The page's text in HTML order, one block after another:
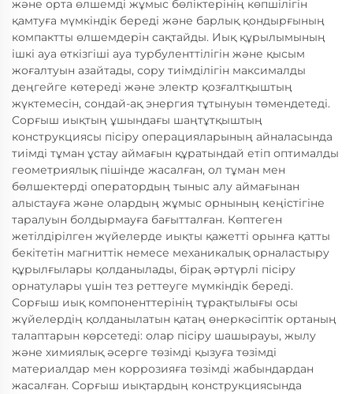
және орта өлшемді жұмыс бөліктерінің көпшілігін
қамтуға мүмкіндік береді және барлық қондырғының
компактты өлшемдерін сақтайды. Иық құрылымының
ішкі ауа өткізгіші ауа турбуленттілігін және қысым
жоғалтуын азайтады, сору тиімділігін максималды
деңгейге көтереді және электр қозғалтқыштың
жүктемесін, сондай-ақ энергия тұтынуын төмендетеді.
Сорғыш иықтың ұшындағы шаңтұтқыштың
конструкциясы пісіру операцияларының айналасында
тиімді тұман ұстау аймағын құратындай етіп оптималды
геометриялық пішінде жасалған, ол тұман мен
бөлшектерді оператордың тыныс алу аймағынан
алыстауға және олардың жұмыс орнының кеңістігіне
таралуын болдырмауға бағытталған. Көптеген
жетілдірілген жүйелерде иықты қажетті орынға қатты
бекітетін магниттік немесе механикалық орналастыру
құрылғылары қолданылады, бірақ әртүрлі пісіру
орнатулары үшін тез реттеуге мүмкіндік береді.
Сорғыш иық компоненттерінің тұрақтылығы осы
жүйелердің қолданылатын қатаң өнеркәсіптік ортаның
талаптарын көрсетеді: олар пісіру шашырауы, жылу
және химиялық әсерге төзімді қызуға төзімді
материалдар мен коррозияға төзімді жабындардан
жасалған. Сорғыш иықтардың конструкциясында